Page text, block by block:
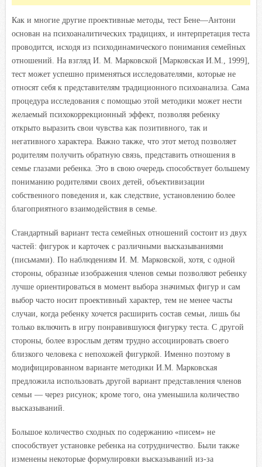
Как и многие другие проективные методы, тест Бене—Антони
основан на психоаналитических традициях, и интерпретация теста
проводится, исходя из психодинамического понимания семейных
отношений. На взгляд И. М. Марковской [Марковская И.М., 1999],
тест может успешно применяться исследователями, которые не
относят себя к представителям традиционного психоанализа. Сама
процедура исследования с помощью этой методики может нести
желаемый психокоррекционный эффект, позволяя ребенку
открыто выразить свои чувства как позитивного, так и
негативного характера. Важно также, что этот метод позволяет
родителям получить обратную связь, представить отношения в
семье глазами ребенка. Это в свою очередь способствует большему
пониманию родителями своих детей, объективизации
собственного поведения и, как следствие, установлению более
благоприятного взаимодействия в семье.
Стандартный вариант теста семейных отношений состоит из двух
частей: фигурок и карточек с различными высказываниями
(письмами). По наблюдениям И. М. Марковской, хотя, с одной
стороны, образные изображения членов семьи позволяют ребенку
лучше ориентироваться в момент выбора значимых фигур и сам
выбор часто носит проективный характер, тем не менее часты
случаи, когда ребенку хочется расширить состав семьи, лишь бы
только включить в игру понравившуюся фигурку теста. С другой
стороны, более взрослым детям трудно ассоциировать своего
близкого человека с непохожей фигуркой. Именно поэтому в
модифицированном варианте методики И.М. Марковская
предложила использовать другой вариант представления членов
семьи — через рисунок; кроме того, она уменьшила количество
высказываний.
Большое количество сходных по содержанию «писем» не
способствует установке ребенка на сотрудничество. Были также
изменены некоторые формулировки высказываний из-за